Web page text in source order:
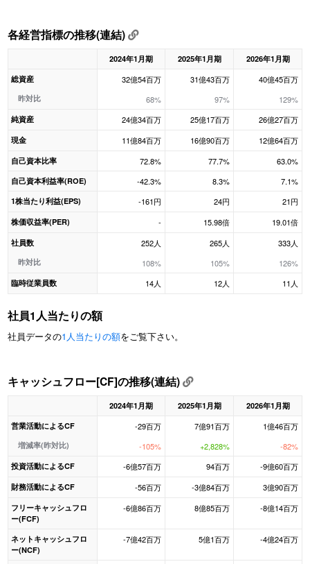
各経営指標の推移(連結)
2024年1月期 2025年1月期
2026年1月期
総資産
昨対比
32億54百万
68%
31億43百万
97%
40億45百万
129%
純資産 24億34百万 25億17百万 26億27百万
現金 11億84百万 16億90百万 12億64百万
自己資本比率 72.8% 77.7% 63.0%
自己資本利益率(ROE) -42.3% 8.3% 7.1%
1株当たり利益(EPS) -161円 24円 21円
株価収益率(PER) - 15.98倍 19.01倍
社員数
昨対比
252人
108%
265人
105%
333人
126%
臨時従業員数 14人 12人 11人
社員1人当たりの額
社員データの1人当たりの額をご覧下さい。
キャッシュフロー[CF]の推移(連結)
2024年1月期 2025年1月期
2026年1月期
営業活動によるCF
増減率(昨対比)
-29百万
-105%
7億91百万
+2,828%
1億46百万
-82%
投資活動によるCF -6億57百万 94百万 -9億60百万
財務活動によるCF -56百万 -3億84百万 3億90百万
フリーキャッシュフロ
ー(FCF)
-6億86百万 8億85百万 -8億14百万
ネットキャッシュフロ
ー(NCF)
-7億42百万 5億1百万 -4億24百万